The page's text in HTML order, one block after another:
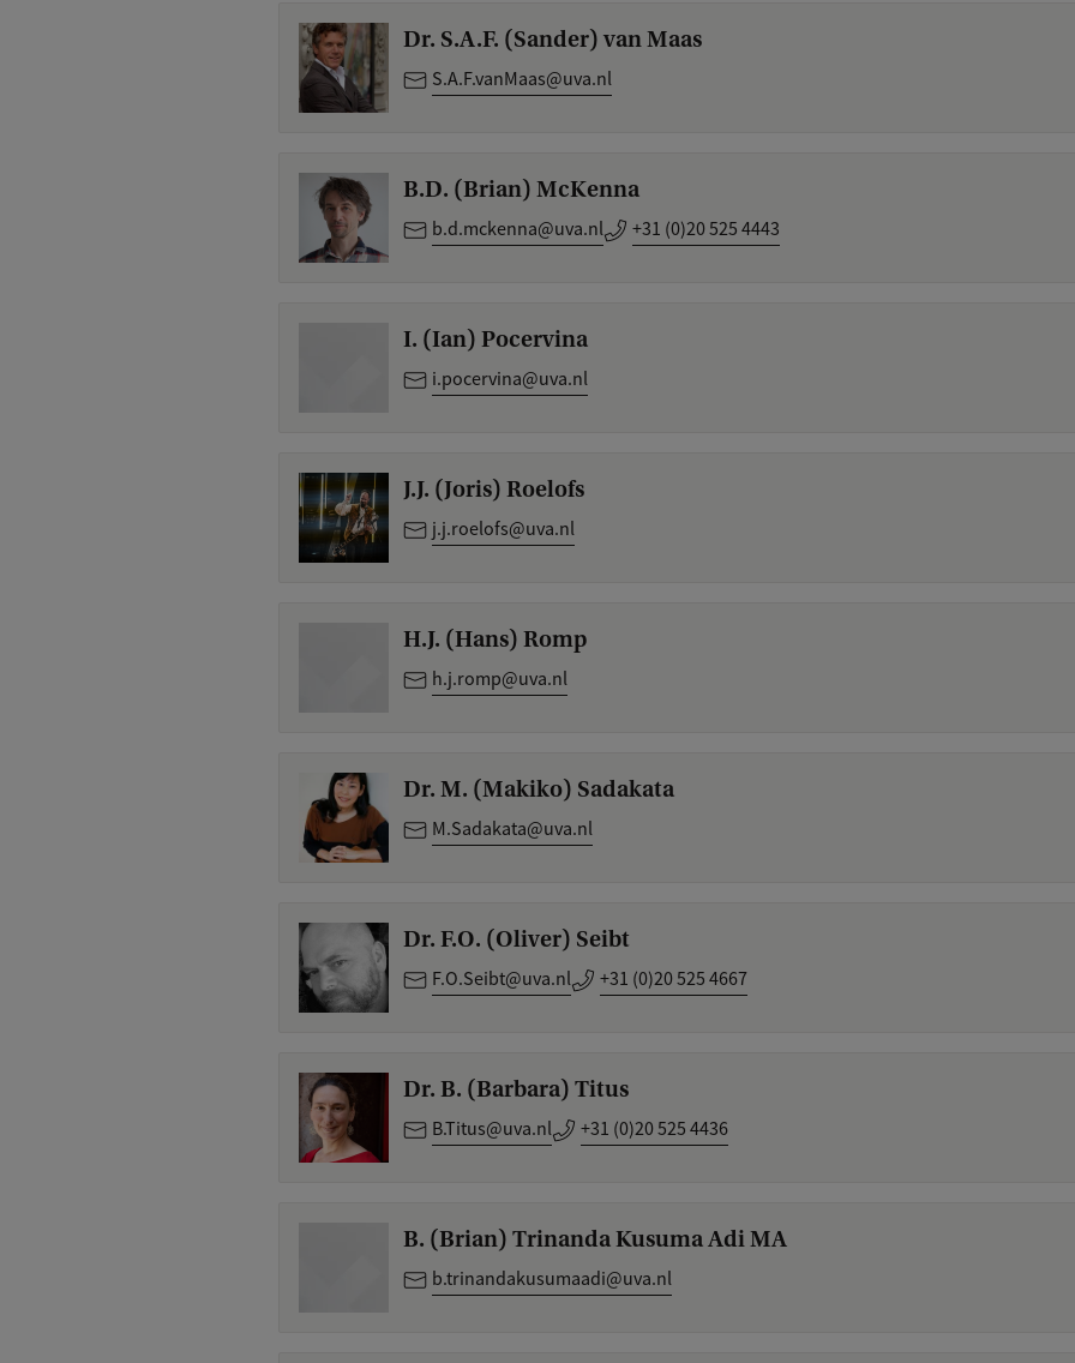
Dr. S.A.F. (Sander) van Maas
S.A.F.vanMaas@uva.nl
B.D. (Brian) McKenna
b.d.mckenna@uva.nl +31 (0)20 525 4443
I. (Ian) Pocervina
i.pocervina@uva.nl
J.J. (Joris) Roelofs
j.j.roelofs@uva.nl
H.J. (Hans) Romp
h.j.romp@uva.nl
Dr. M. (Makiko) Sadakata
M.Sadakata@uva.nl
Dr. F.O. (Oliver) Seibt
F.O.Seibt@uva.nl +31 (0)20 525 4667
Dr. B. (Barbara) Titus
B.Titus@uva.nl +31 (0)20 525 4436
B. (Brian) Trinanda Kusuma Adi MA
b.trinandakusumaadi@uva.nl